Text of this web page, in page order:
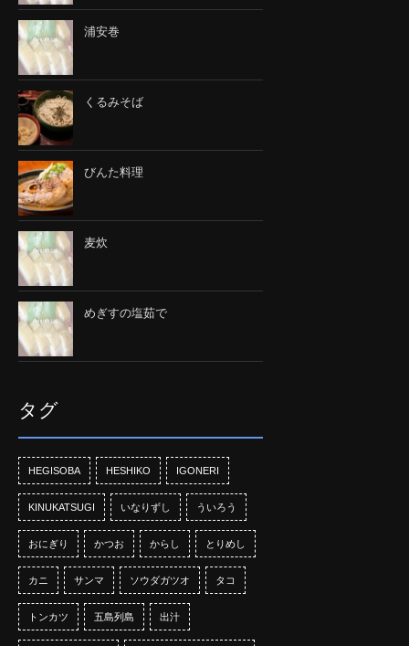
浦安巻
くるみそば
びんた料理
麦炊
めぎすの塩茹で
タグ
HEGISOBA HESHIKO IGONERI
KINUKATSUGI いなりずし ういろう
おにぎり かつお からし とりめし
カニ サンマ ソウダガツオ タコ
トンカツ 五島列島 出汁